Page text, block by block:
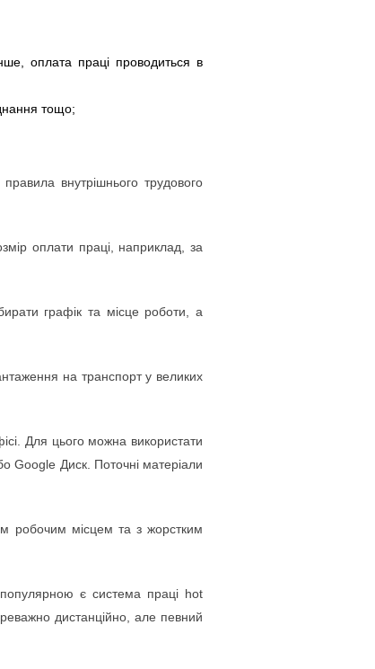
оплата праці проводиться в
тощо;
внутрішнього трудового
оплати праці, наприклад, за
графік та місце роботи, а
на транспорт у великих
Для цього можна використати
Google Диск. Поточні матеріали
робочим місцем та з жорстким
популярною є система праці hot
дистанційно, але певний